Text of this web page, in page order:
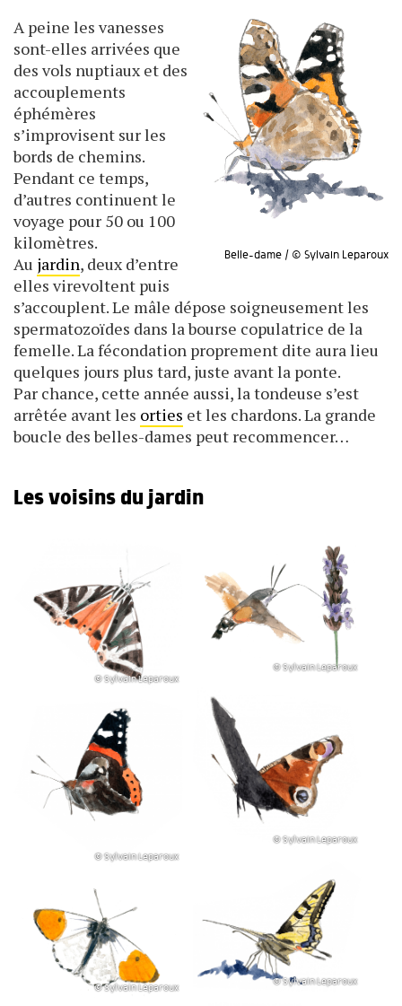
Belle-dame / © Sylvain Leparoux
A peine les vanesses
sont-elles arrivées que
des vols nuptiaux et des
accouplements
éphémères
s’improvisent sur les
bords de chemins.
Pendant ce temps,
d’autres continuent le
voyage pour 50 ou 100
kilomètres.
Au jardin, deux d’entre
elles virevoltent puis
s’accouplent. Le mâle dépose soigneusement les
spermatozoïdes dans la bourse copulatrice de la
femelle. La fécondation proprement dite aura lieu
quelques jours plus tard, juste avant la ponte.
Par chance, cette année aussi, la tondeuse s’est
arrêtée avant les orties et les chardons. La grande
boucle des belles-dames peut recommencer…
Les voisins du jardin
© Sylvain Leparoux
© Sylvain Leparoux
© Sylvain Leparoux
© Sylvain Leparoux
© Sylvain Leparoux
© Sylvain Leparoux